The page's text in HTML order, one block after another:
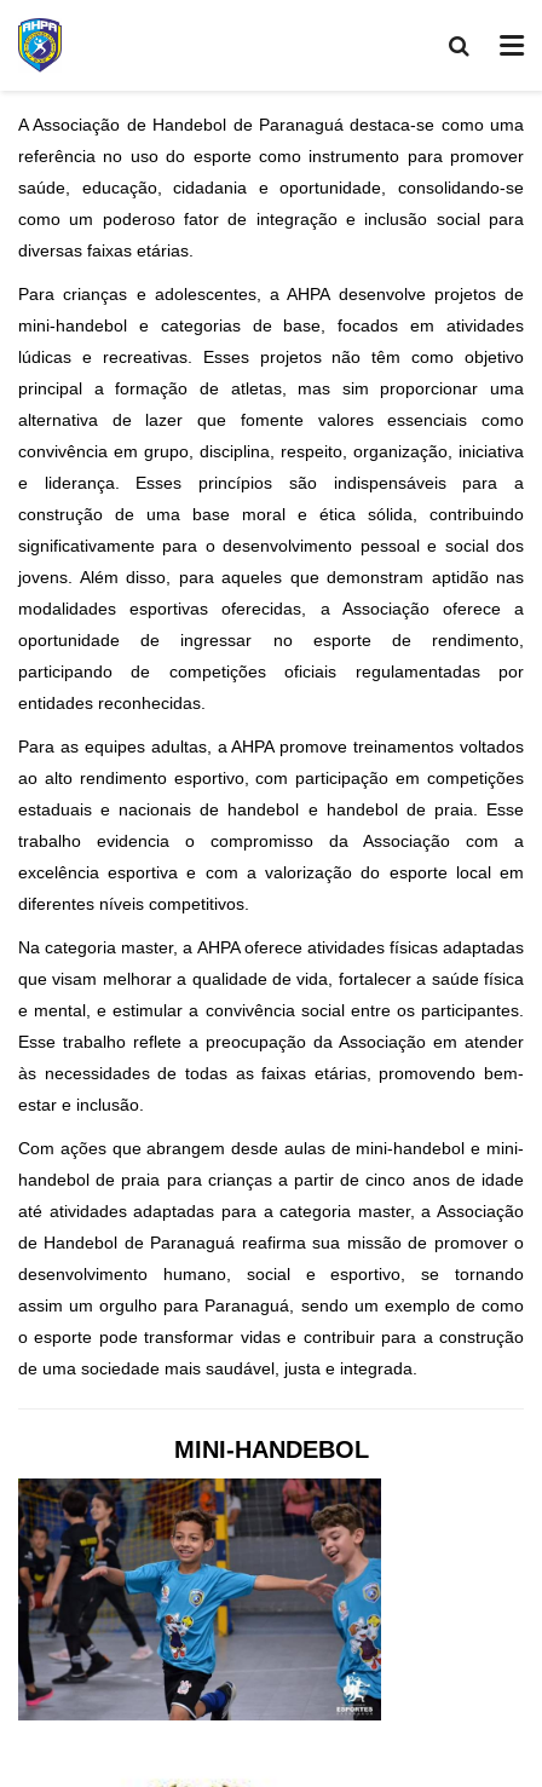
A Associação de Handebol de Paranaguá destaca-se como uma
referência no uso do esporte como instrumento para promover
saúde, educação, cidadania e oportunidade, consolidando-se
como um poderoso fator de integração e inclusão social para
diversas faixas etárias.
Para crianças e adolescentes, a AHPA desenvolve projetos de
mini-handebol e categorias de base, focados em atividades
lúdicas e recreativas. Esses projetos não têm como objetivo
principal a formação de atletas, mas sim proporcionar uma
alternativa de lazer que fomente valores essenciais como
convivência em grupo, disciplina, respeito, organização, iniciativa
e liderança. Esses princípios são indispensáveis para a
construção de uma base moral e ética sólida, contribuindo
significativamente para o desenvolvimento pessoal e social dos
jovens. Além disso, para aqueles que demonstram aptidão nas
modalidades esportivas oferecidas, a Associação oferece a
oportunidade de ingressar no esporte de rendimento,
participando de competições oficiais regulamentadas por
entidades reconhecidas.
Para as equipes adultas, a AHPA promove treinamentos voltados
ao alto rendimento esportivo, com participação em competições
estaduais e nacionais de handebol e handebol de praia. Esse
trabalho evidencia o compromisso da Associação com a
excelência esportiva e com a valorização do esporte local em
diferentes níveis competitivos.
Na categoria master, a AHPA oferece atividades físicas adaptadas
que visam melhorar a qualidade de vida, fortalecer a saúde física
e mental, e estimular a convivência social entre os participantes.
Esse trabalho reflete a preocupação da Associação em atender
às necessidades de todas as faixas etárias, promovendo bem-
estar e inclusão.
Com ações que abrangem desde aulas de mini-handebol e mini-
handebol de praia para crianças a partir de cinco anos de idade
até atividades adaptadas para a categoria master, a Associação
de Handebol de Paranaguá reafirma sua missão de promover o
desenvolvimento humano, social e esportivo, se tornando
assim um orgulho para Paranaguá, sendo um exemplo de como
o esporte pode transformar vidas e contribuir para a construção
de uma sociedade mais saudável, justa e integrada.
MINI-HANDEBOL